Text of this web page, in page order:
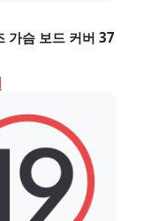
가슴 보드 커버 37